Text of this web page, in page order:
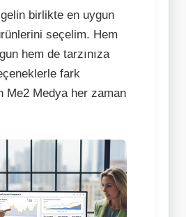
birlikte en uygun
seçelim. Hem
hem de tarzınıza
fark
Me2 Medya her zaman